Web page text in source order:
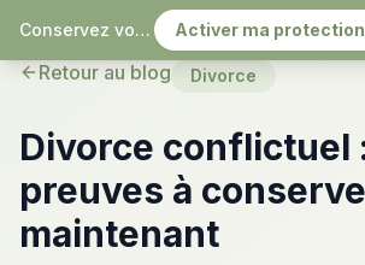
Conservez vos échanges, sereinement Activer ma
Retour au blog Divorce
Divorce conflictuel
preuves à
maintenant